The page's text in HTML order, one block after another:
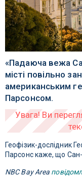
«Падаюча вежа
місті повільно
американським
Парсонсом.
Геофізик-дослідник
Парсонс каже, що
NBC Bay Area